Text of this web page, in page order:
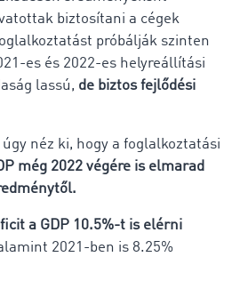
biztosítani a cégek
próbálják szinten
es és 2022-es helyreállítási
lassú, de biztos fejlődési
néz ki, hogy a foglalkoztatási
még 2022 végére is elmarad
a GDP 10.5%-t is elérni
2021-ben is 8.25%